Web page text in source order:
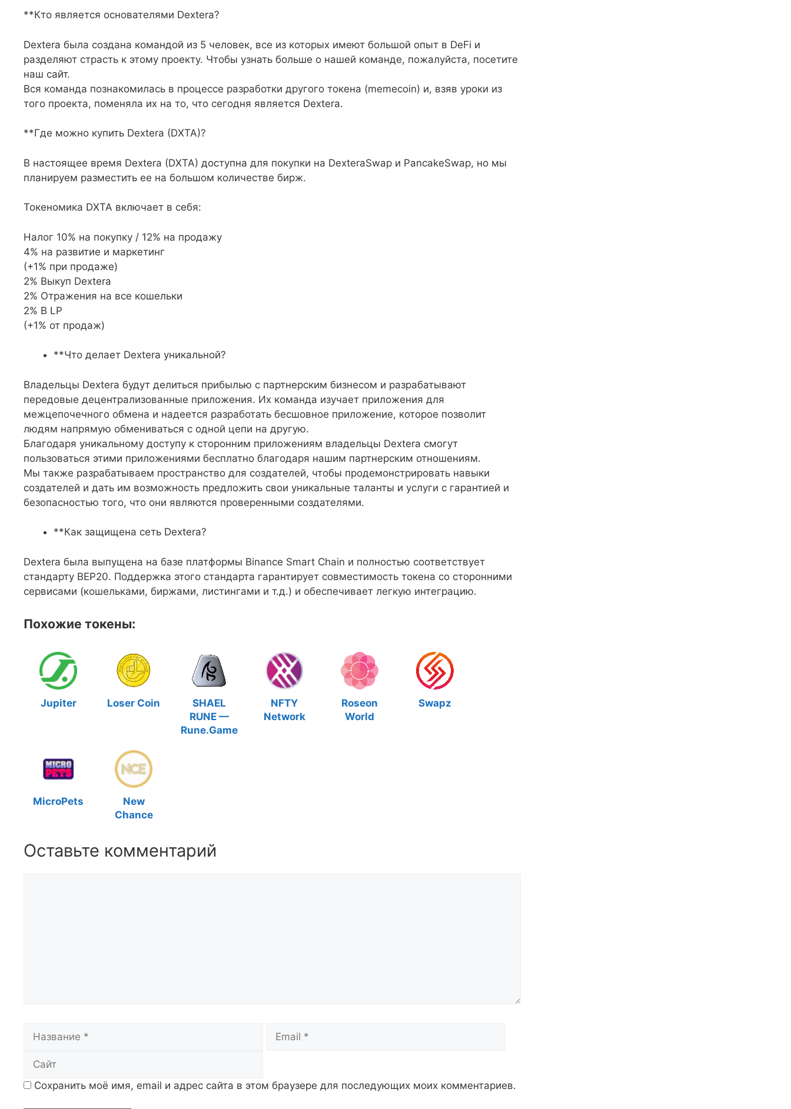
**Кто является основателями Dextera?
Dextera была создана командой из 5 человек, все из которых имеют большой опыт в DeFi и
разделяют страсть к этому проекту. Чтобы узнать больше о нашей команде, пожалуйста, посетите
наш сайт.
Вся команда познакомилась в процессе разработки другого токена (memecoin) и, взяв уроки из
того проекта, поменяла их на то, что сегодня является Dextera.
**Где можно купить Dextera (DXTA)?
В настоящее время Dextera (DXTA) доступна для покупки на DexteraSwap и PancakeSwap, но мы
планируем разместить ее на большом количестве бирж.
Токеномика DXTA включает в себя:
Налог 10% на покупку / 12% на продажу
4% на развитие и маркетинг
(+1% при продаже)
2% Выкуп Dextera
2% Отражения на все кошельки
2% В LP
(+1% от продаж)
**Что делает Dextera уникальной?
Владельцы Dextera будут делиться прибылью с партнерским бизнесом и разрабатывают
передовые децентрализованные приложения. Их команда изучает приложения для
межцепочечного обмена и надеется разработать бесшовное приложение, которое позволит
людям напрямую обмениваться с одной цепи на другую.
Благодаря уникальному доступу к сторонним приложениям владельцы Dextera смогут
пользоваться этими приложениями бесплатно благодаря нашим партнерским отношениям.
Мы также разрабатываем пространство для создателей, чтобы продемонстрировать навыки
создателей и дать им возможность предложить свои уникальные таланты и услуги с гарантией и
безопасностью того, что они являются проверенными создателями.
**Как защищена сеть Dextera?
Dextera была выпущена на базе платформы Binance Smart Chain и полностью соответствует
стандарту BEP20. Поддержка этого стандарта гарантирует совместимость токена со сторонними
сервисами (кошельками, биржами, листингами и т.д.) и обеспечивает легкую интеграцию.
Похожие токены:
Jupiter Loser Coin
SHAEL
RUNE —
Rune.Game
NFTY
Network
Roseon
World
Swapz
MicroPets
New
Chance
Оставьте комментарий
Название Email
Сохранить моё имя, email и адрес сайта в этом браузере для последующих моих комментариев.